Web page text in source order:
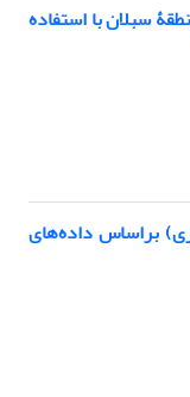
سبلان با استفاده
براساس داده‌‌های